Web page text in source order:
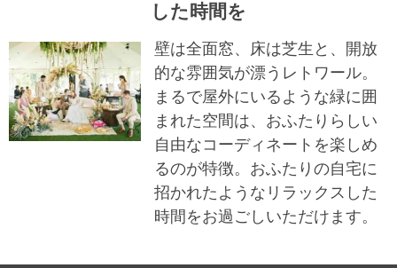
した時間を
壁は全面窓、床は芝生と、開放
的な雰囲気が漂うレトワール。
まるで屋外にいるような緑に囲
まれた空間は、おふたりらしい
自由なコーディネートを楽しめ
るのが特徴。おふたりの自宅に
招かれたようなリラックスした
時間をお過ごしいただけます。